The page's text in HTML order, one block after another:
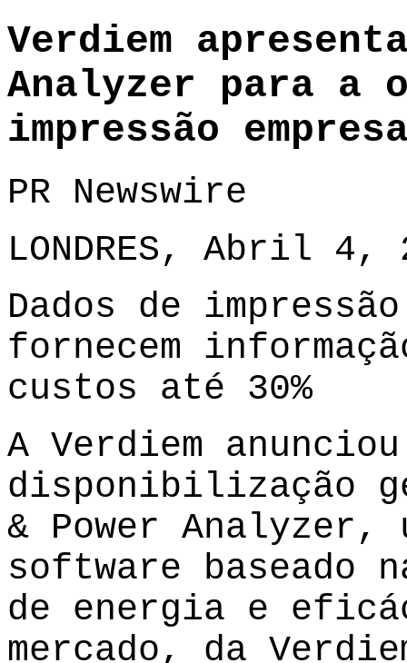
Verdiem
Analyzer para a
impressão
PR Newswire
LONDRES, Abril 4,
Dados de
fornecem
custos até 30%
A Verdiem
disponibilização
& Power Analyzer,
software baseado
de energia e
mercado, da